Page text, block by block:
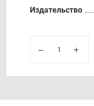
Издательство